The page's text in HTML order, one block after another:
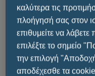
το άγχος
της
Σε αυτή τη
πρωινής
καλύτερα τις
πλοήγησή σας στον
επιθυμείτε να
επιλέξτε το σημείο
την επιλογή
αποδέχεσθε τα